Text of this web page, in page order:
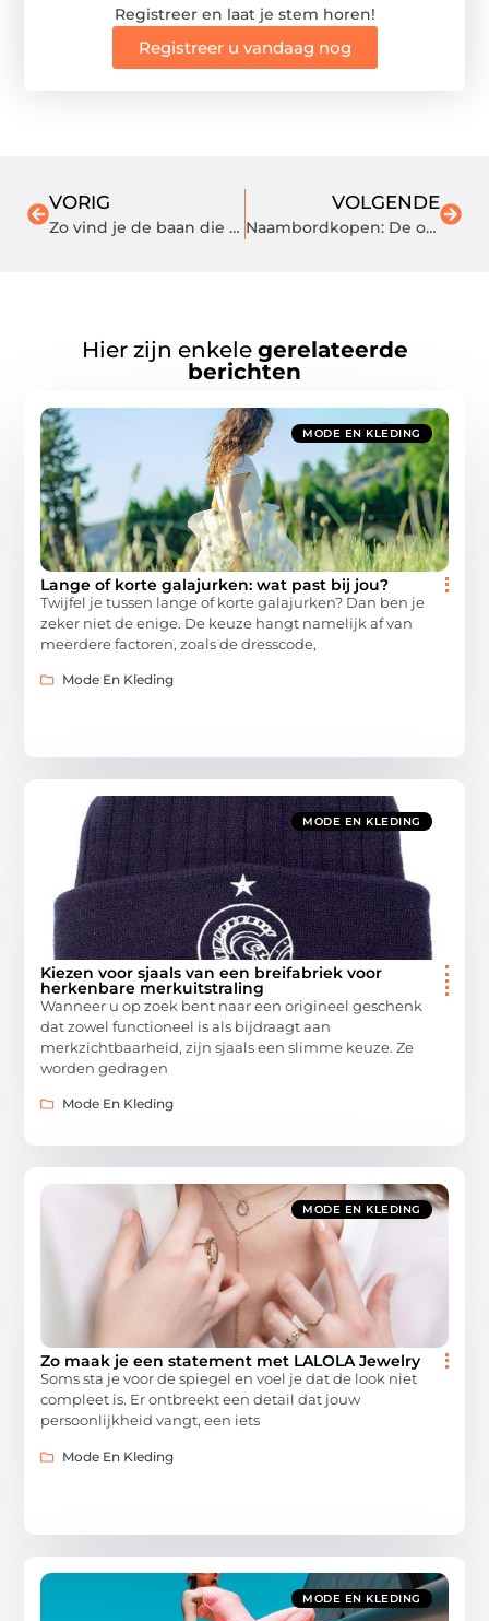
Registreer en laat je stem horen!
Registreer u vandaag nog
VORIG
Zo vind je de baan die bij jou past in een dynamische arbeidsmarkt
VOLGENDE
Naambordkopen: De online specialist voor persoonlijke naambordjes
Hier zijn enkele gerelateerde
berichten
MODE EN KLEDING
Lange of korte galajurken: wat past bij jou?
Twijfel je tussen lange of korte galajurken? Dan ben je
zeker niet de enige. De keuze hangt namelijk af van
meerdere factoren, zoals de dresscode,
Mode En Kleding
MODE EN KLEDING
Kiezen voor sjaals van een breifabriek voor
herkenbare merkuitstraling
Wanneer u op zoek bent naar een origineel geschenk
dat zowel functioneel is als bijdraagt aan
merkzichtbaarheid, zijn sjaals een slimme keuze. Ze
worden gedragen
Mode En Kleding
MODE EN KLEDING
Zo maak je een statement met LALOLA Jewelry
Soms sta je voor de spiegel en voel je dat de look niet
compleet is. Er ontbreekt een detail dat jouw
persoonlijkheid vangt, een iets
Mode En Kleding
MODE EN KLEDING